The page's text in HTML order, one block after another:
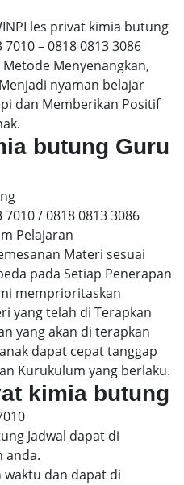
les privat kimia butung
7010 – 0818 0813 3086
Menyenangkan,
nyaman belajar
dan Memberikan Positif
butung Guru
7010 / 0818 0813 3086
Pelajaran
Materi sesuai
pada Setiap Penerapan
memprioritaskan
yang telah di Terapkan
yang akan di terapkan
dapat cepat tanggap
Kurukulum yang berlaku.
kimia butung
Jadwal dapat di
anda.
waktu dan dapat di